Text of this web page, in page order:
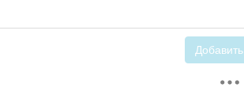
Добавить